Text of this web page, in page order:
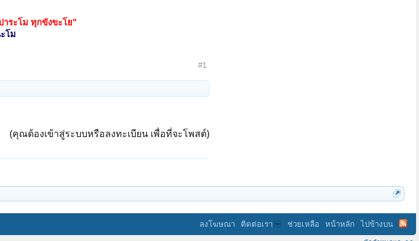
าระโม ทุกขังขะโย"
โม
#1
(คุณต้องเข้าสู่ระบบหรือลงทะเบียน เพื่อที่จะโพสต์)
ลงโฆษณา ติดต่อเรา ช่วยเหลือ หน้าหลัก ไปข้างบน